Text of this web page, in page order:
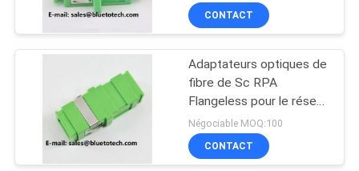
connecteurs de
fibres optiques
CONTACT
Adaptateurs optiques de
fibre de Sc RPA
Flangeless pour le réseau
de télécom de CATV
Négociable MOQ:100
CONTACT